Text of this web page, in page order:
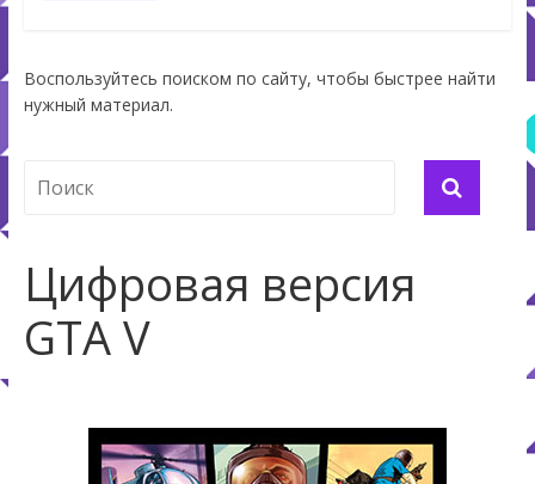
Воспользуйтесь поиском по сайту, чтобы быстрее найти
нужный материал.
Цифровая версия
GTA V